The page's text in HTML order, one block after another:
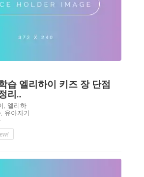
습 엘리하이 키즈 장 단점
리...
, 엘리하
유아자기